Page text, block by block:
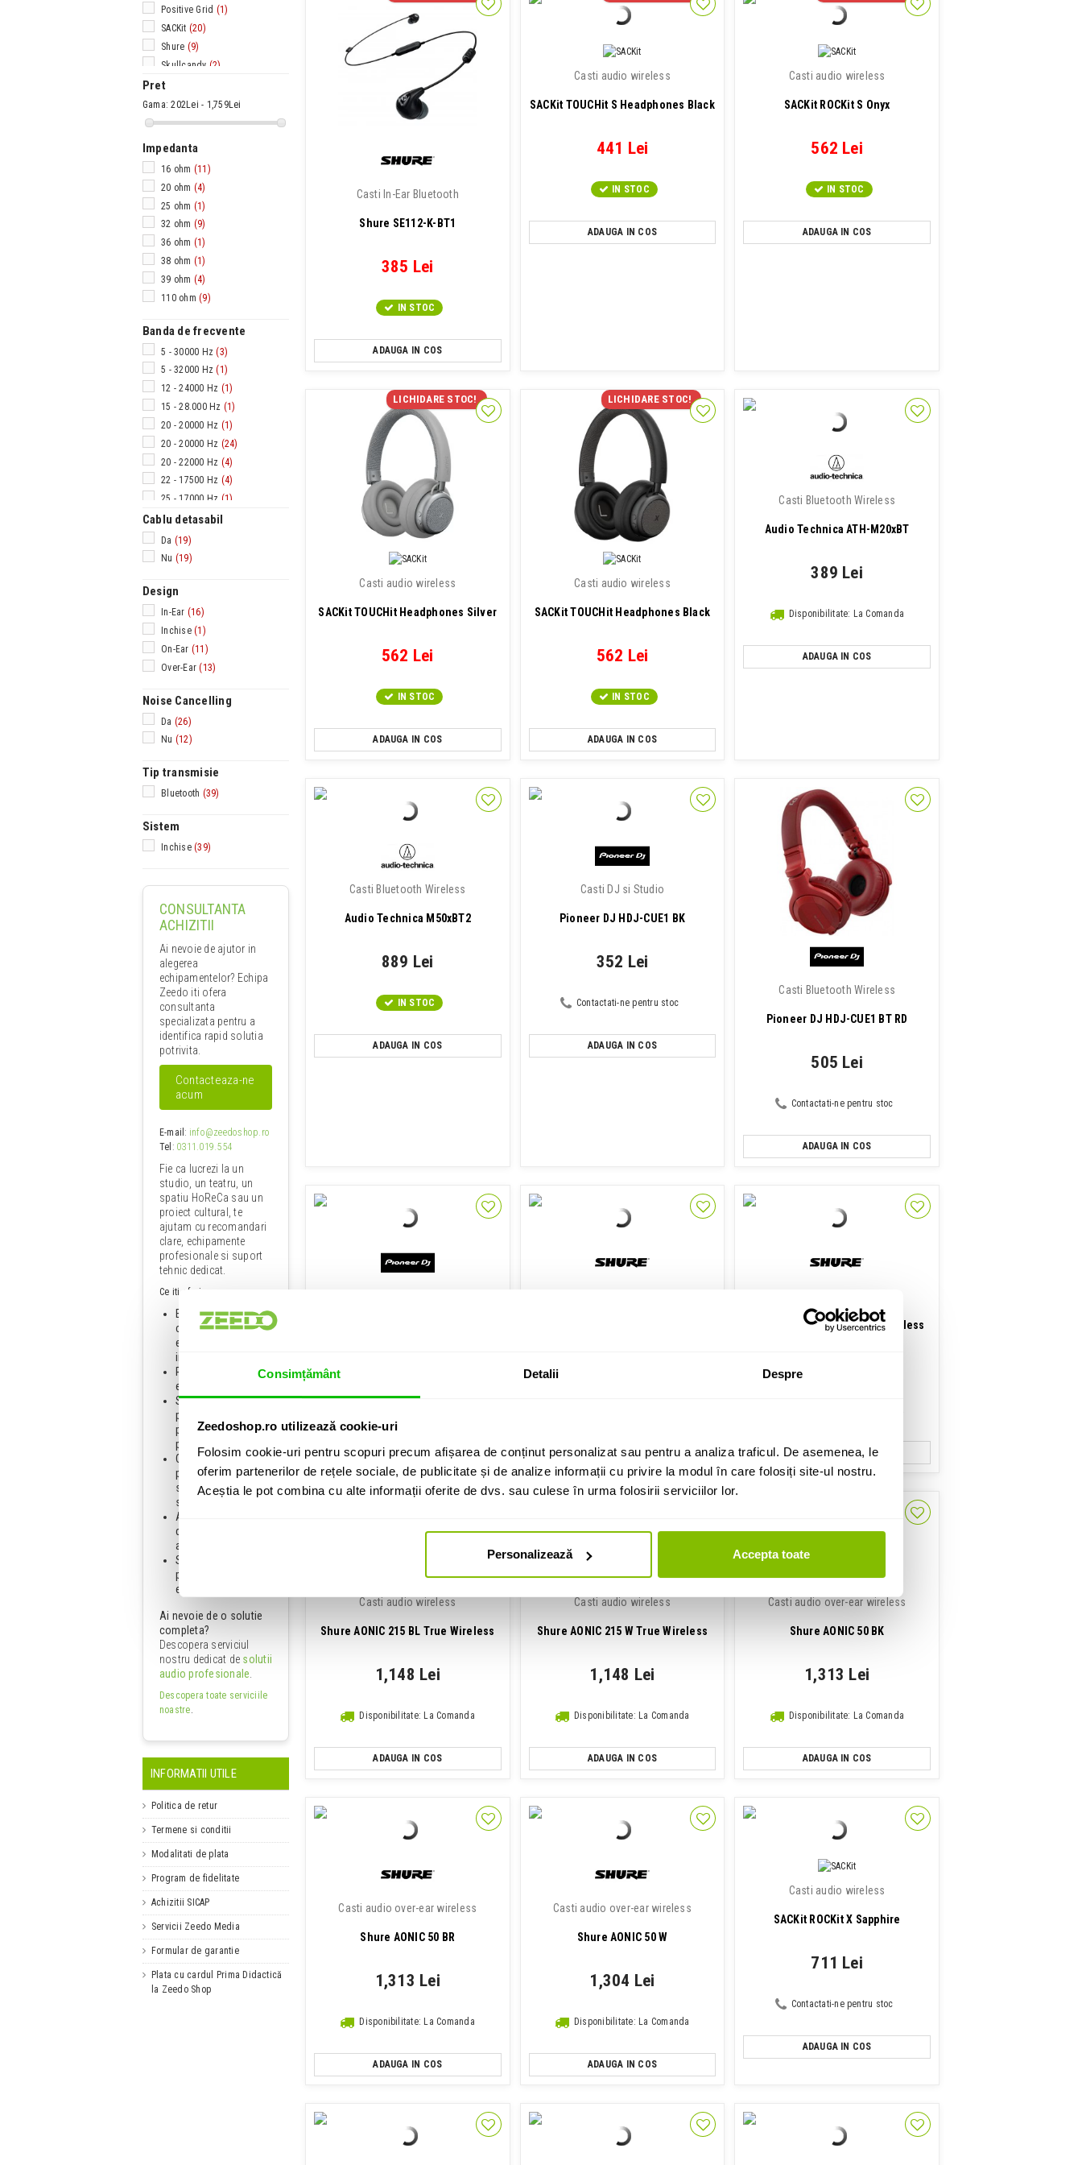
Consimțământ Detalii Despre
Zeedoshop.ro utilizează cookie-uri
Folosim cookie-uri pentru scopuri precum afișarea de conținut personalizat sau pentru a analiza traficul. De asemenea, le
oferim partenerilor de rețele sociale, de publicitate și de analize informații cu privire la modul în care folosiți site-ul nostru.
Aceștia le pot combina cu alte informații oferite de dvs. sau culese în urma folosirii serviciilor lor.
Personalizează Accepta toate
Positive Grid (1)
SACKit (20)
Shure (9)
Skullcandy (2)
Pret
Gama: 202Lei - 1,759Lei
Impedanta
16 ohm (11)
20 ohm (4)
25 ohm (1)
32 ohm (9)
36 ohm (1)
38 ohm (1)
39 ohm (4)
110 ohm (9)
Banda de frecvente
5 - 30000 Hz (3)
5 - 32000 Hz (1)
12 - 24000 Hz (1)
15 - 28.000 Hz (1)
20 - 20000 Hz (1)
20 - 20000 Hz (24)
20 - 22000 Hz (4)
22 - 17500 Hz (4)
25 - 17000 Hz (1)
30 - 20000 Hz(1)
Cablu detasabil
Da (19)
Nu (19)
Design
In-Ear (16)
Inchise(1)
On-Ear (11)
Over-Ear (13)
Noise Cancelling
Da (26)
Nu (12)
Tip transmisie
Bluetooth (39)
Sistem
Inchise(39)
CONSULTANTA
ACHIZITII
Ai nevoie de ajutor in
alegerea
echipamentelor? Echipa
Zeedo iti ofera
consultanta
specializata pentru a
identifica rapid solutia
potrivita.
Contacteaza-ne
acum
E-mail : info@zeedoshop.ro
Tel : 0311.019.554
Fie ca lucrezi la un
studio, un teatru, un
spatiu HoReCa sau un
proiect cultural, te
ajutam cu recomandari
clare, echipamente
profesionale si suport
tehnic dedicat.
Ce iti oferim:
Echipa de
consultanti cu
experienta practica
in domeniu;
Peste 17 ani de
experienta Zeedo;
Solutii
personalizate
pentru fiecare tip de
proiect;
Consultanta,
proiectare,
sonorizare, iluminat
si scenotehnica;
Acces la branduri
de top si tehnologii
actuale;
Suport si instructaj
pentru utilizarea
echipamentelor.
Ai nevoie de o solutie
completa?
Descopera serviciul
nostru dedicat de solutii
audio profesionale
Descopera toate serviciile
noastre.
INFORMATII UTILE
Politica de retur
Termene si conditii
Modalitati de plata
Program de fidelitate
Achizitii SICAP
Servicii Zeedo Media
Formular de garantie
Plata cu cardul Prima Didactică
la Zeedo Shop
Casti In-Ear Bluetooth
Shure SE112-K-BT1
385 Lei
IN STOC
ADAUGA IN COS
Casti audio wireless
SACKit TOUCHit S Headphones Black
441 Lei
IN STOC
ADAUGA IN COS
Casti audio wireless
SACKit ROCKit S Onyx
562 Lei
IN STOC
ADAUGA IN COS
LICHIDARE STOC!
Casti audio wireless
SACKit TOUCHit Headphones Silver
562 Lei
IN STOC
ADAUGA IN COS
LICHIDARE STOC!
Casti audio wireless
SACKit TOUCHit Headphones Black
562 Lei
IN STOC
ADAUGA IN COS
Casti Bluetooth Wireless
Audio Technica ATH-M20xBT
389 Lei
Disponibilitate: La Comanda
ADAUGA IN COS
Casti Bluetooth Wireless
Audio Technica M50xBT2
889 Lei
IN STOC
ADAUGA IN COS
Casti DJ si Studio
Pioneer DJ HDJ-CUE1 BK
352 Lei
Contactati-ne pentru stoc
ADAUGA IN COS
Casti Bluetooth Wireless
Pioneer DJ HDJ-CUE1 BT RD
505 Lei
Contactati-ne pentru stoc
ADAUGA IN COS
ADAUGA IN COS ADAUGA IN COS
Shure AONIC 215 BK True Wireless
ADAUGA IN COS
Casti audio wireless
Shure AONIC 215 BL True Wireless
1,148 Lei
Disponibilitate: La Comanda
ADAUGA IN COS
Casti audio wireless
Shure AONIC 215 W True Wireless
1,148 Lei
Disponibilitate: La Comanda
ADAUGA IN COS
Casti audio over-ear wireless
Shure AONIC 50 BK
1,313 Lei
Disponibilitate: La Comanda
ADAUGA IN COS
Casti audio over-ear wireless
Shure AONIC 50 BR
1,313 Lei
Disponibilitate: La Comanda
ADAUGA IN COS
Casti audio over-ear wireless
Shure AONIC 50 W
1,304 Lei
Disponibilitate: La Comanda
ADAUGA IN COS
Casti audio wireless
SACKit ROCKit X Sapphire
711 Lei
Contactati-ne pentru stoc
ADAUGA IN COS